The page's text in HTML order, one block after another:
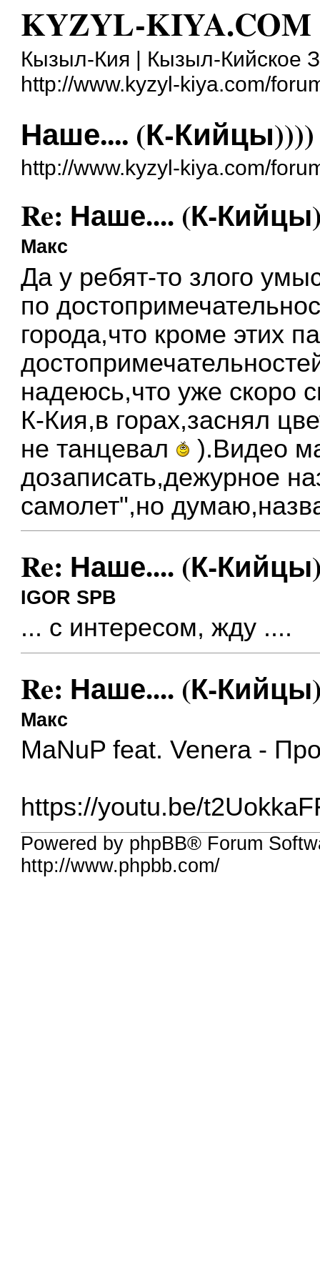
KYZYL-KIYA.COM
Кызыл-Кия | Кызыл-Кийское
http://www.kyzyl-kiya.com/
Наше.... (К-Кийцы))))
http://www.kyzyl-kiya.com/
Re: Наше.... (К-
Макс
Да у ребят-то злого
по
города,что кроме этих
надеюсь,что уже скоро
К-Кия,в горах,заснял
не танцевал
).Видео
дозаписать,дежурное
самолет",но
Re: Наше.... (К-
IGOR SPB
... с интересом, жду ....
Re: Наше.... (К-
Макс
MaNuP feat. Venera -
https://youtu.be/
Powered by phpBB® Forum
http://www.phpbb.com/